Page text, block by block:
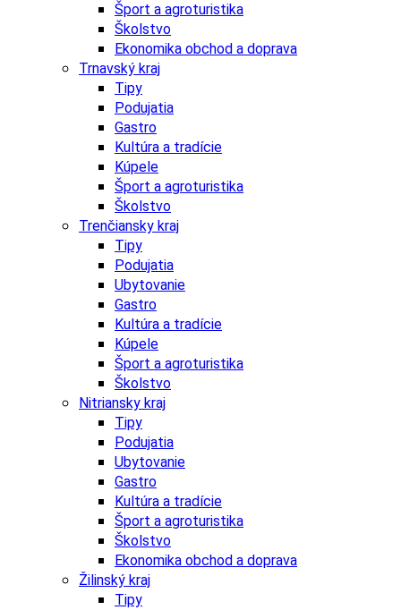
Šport a agroturistika
Školstvo
Ekonomika obchod a doprava
Trnavský kraj
Tipy
Podujatia
Gastro
Kultúra a tradície
Kúpele
Šport a agroturistika
Školstvo
Trenčiansky kraj
Tipy
Podujatia
Ubytovanie
Gastro
Kultúra a tradície
Kúpele
Šport a agroturistika
Školstvo
Nitriansky kraj
Tipy
Podujatia
Ubytovanie
Gastro
Kultúra a tradície
Šport a agroturistika
Školstvo
Ekonomika obchod a doprava
Žilinský kraj
Tipy